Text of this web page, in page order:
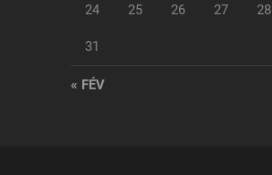
24 25 26 27 28
31
« FÉV